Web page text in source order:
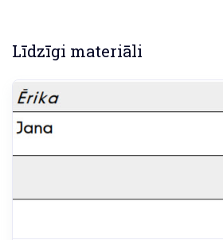
Līdzīgi materiāli